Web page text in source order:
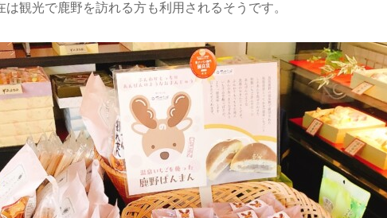
観光で鹿野を訪れる方も利用されるそうです。